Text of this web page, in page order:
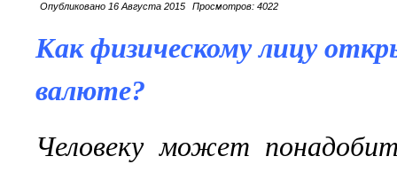
Опубликовано 16 Августа 2015 Просмотров: 4022
Как физическому лицу
валюте?
Человеку может